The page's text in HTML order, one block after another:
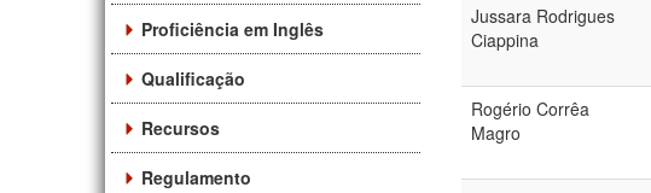
Proficiência em Inglês
Qualificação
Recursos
Regulamento
Jussara Rodrigues
Ciappina
Rogério Corrêa
Magro